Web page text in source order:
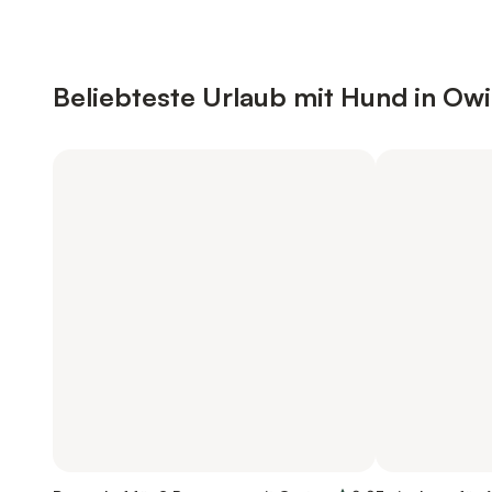
Beliebteste Urlaub mit Hund in